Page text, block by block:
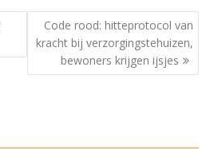
Code rood: hitteprotocol van
kracht bij verzorgingstehuizen,
bewoners krijgen ijsjes